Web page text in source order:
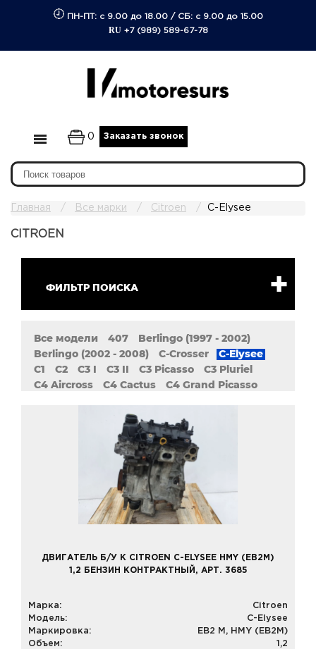
ПН-ПТ: с 9.00 до 18.00/ СБ: с 9.00 до 15.00
RU +7 (989) 589-67-78
0 Заказать звонок
Главная Все марки Citroen C-Elysee
CITROEN
ФИЛЬТР ПОИСКА
Все модели 407
Berlingo (1997 - 2002)
Berlingo (2002 - 2008)
C-Crosser
C-Elysee
C1
C2 C3 I C3 II C3 Picasso
C3 Pluriel
C4 Aircross
C4 Cactus
C4 Grand Picasso
C5 Aircross C5 I
Evasion
Jumper (1994 - 2002)
Jumper (2002 - 2006)
Jumper (2006 - 2014)
Jumper (Relay)
Saxo
XM
Xantia (1993 - 1998)
Xantia (1998 - 2003)
Xsara (1997 - 2010)
Xsara Picasso
ДВИГАТЕЛЬ Б/У К CITROEN C-ELYSEE HMY (EB2M)
1,2 БЕНЗИН КОНТРАКТНЫЙ, АРТ. 3685
Марка:
Citroen
Модель:
C-Elysee
Маркировка:
EB2 M, HMY (EB2M)
Объем:
1,2